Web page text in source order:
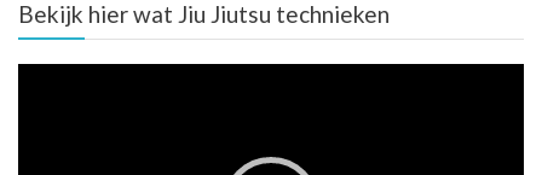
Bekijk hier wat Jiu Jiutsu technieken